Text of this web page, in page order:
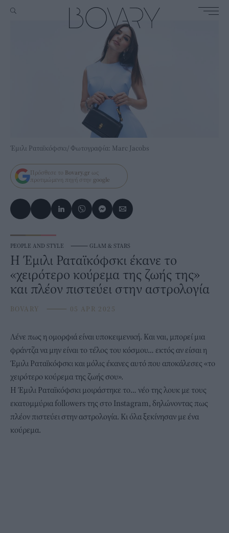
Έμιλι Ραταϊκόφσκι/ Φωτογραφία: Marc Jacobs
Πρόσθεσε το Bovary.gr ως
προτιμώμενη πηγή στην google
PEOPLE AND STYLE ⸻ GLAM & STARS
Η Έμιλι Ραταϊκόφσκι έκανε το
«χειρότερο κούρεμα της ζωής της»
και πλέον πιστεύει στην αστρολογία
BOVARY ⸻ 05 APR 2025
Λένε πως η ομορφιά είναι υποκειμενική. Και ναι, μπορεί μια
φράντζα να μην είναι το τέλος του κόσμου… εκτός αν είσαι η
Έμιλι Ραταϊκόφσκι και μόλις έκανες αυτό που αποκάλεσες «το
χειρότερο κούρεμα της ζωής σου».
Η Έμιλι Ραταϊκόφσκι μοιράστηκε το… νέο της λουκ με τους
εκατομμύρια followers της στο Instagram, δηλώνοντας πως
πλέον πιστεύει στην αστρολογία. Κι όλα ξεκίνησαν με ένα
κούρεμα.